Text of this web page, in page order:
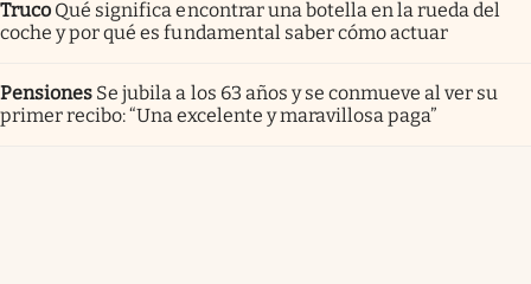
Truco Qué significa encontrar una botella en la rueda del
coche y por qué es fundamental saber cómo actuar
Pensiones Se jubila a los 63 años y se conmueve al ver su
primer recibo: “Una excelente y maravillosa paga”